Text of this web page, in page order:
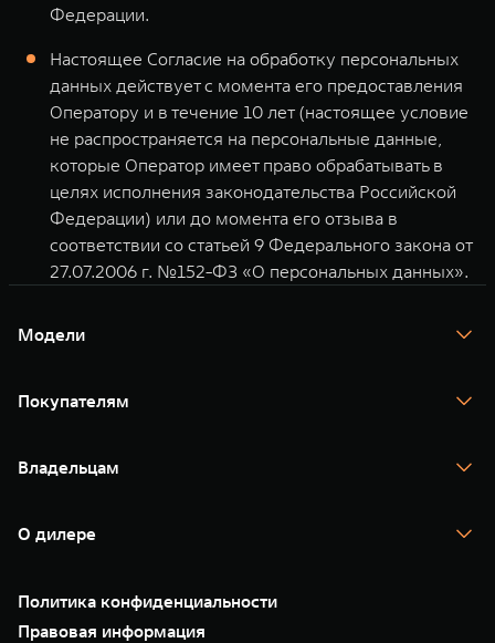
Федерации.
Настоящее Согласие на обработку персональных
данных действует с момента его предоставления
Оператору и в течение 10 лет (настоящее условие
не распространяется на персональные данные,
которые Оператор имеет право обрабатывать в
целях исполнения законодательства Российской
Федерации) или до момента его отзыва в
соответствии со статьей 9 Федерального закона от
27.07.2006 г. №152-ФЗ «О персональных данных».
Модели
TANK 400
TANK 500
Покупателям
Тест-драйв
TANK Финансы
Корпоративным клиентам
Зарядные станции
Владельцам
Помощь на дороге
Новые цифровые сервисы TANK
Сервис
Нулевое ТО
Моторные масла
О дилере
35 лет GWM
GWM ТЕХ ДЕНЬ
Новости
Политика конфиденциальности
Правовая информация